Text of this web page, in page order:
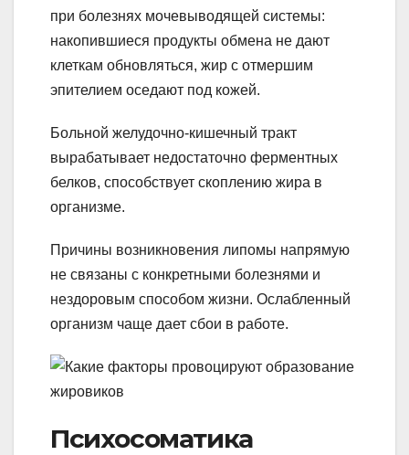
при болезнях мочевыводящей системы:
накопившиеся продукты обмена не дают
клеткам обновляться, жир с отмершим
эпителием оседают под кожей.
Больной желудочно-кишечный тракт
вырабатывает недостаточно ферментных
белков, способствует скоплению жира в
организме.
Причины возникновения липомы напрямую
не связаны с конкретными болезнями и
нездоровым способом жизни. Ослабленный
организм чаще дает сбои в работе.
Психосоматика